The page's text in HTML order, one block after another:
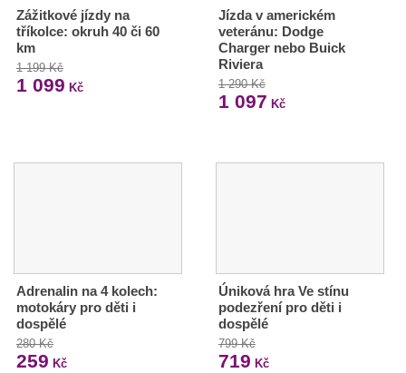
Zážitkové jízdy na
tříkolce: okruh 40 či 60
km
1 199 Kč
1 099 Kč
Jízda v americkém
veteránu: Dodge
Charger nebo Buick
Riviera
1 290 Kč
1 097 Kč
Adrenalin na 4 kolech:
motokáry pro děti i
dospělé
280 Kč
259 Kč
Úniková hra Ve stínu
podezření pro děti i
dospělé
799 Kč
719 Kč